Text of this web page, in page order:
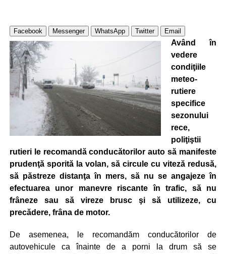
Facebook Messenger WhatsApp Twitter Email
Având în
vedere
condiţiile
meteo-
rutiere
specifice
sezonului
rece,
poliţiştii
rutieri le recomandă conducătorilor auto să manifeste
prudenţă sporită la volan, să circule cu viteză redusă,
să păstreze distanţa în mers, să nu se angajeze în
efectuarea unor manevre riscante în trafic, să nu
frâneze sau să vireze brusc şi să utilizeze, cu
precădere, frâna de motor.
De asemenea, le recomandăm conducătorilor de
autovehicule ca înainte de a porni la drum să se